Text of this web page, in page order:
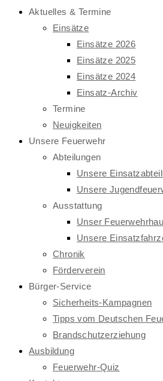
Aktuelles & Termine
Einsätze
Einsätze 2026
Einsätze 2025
Einsätze 2024
Einsatz-Archiv
Termine
Neuigkeiten
Unsere Feuerwehr
Abteilungen
Unsere
Unsere
Ausstattung
Unser
Unsere
Chronik
Förderverein
Bürger-Service
Sicherheits-Kampagnen
Tipps vom Deutschen
Brandschutzerziehung
Ausbildung
Feuerwehr-Quiz